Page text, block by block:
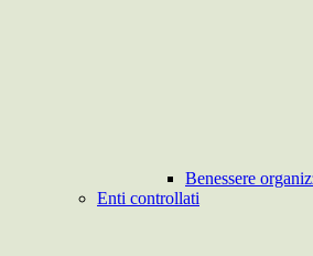
Benessere
Enti controllati